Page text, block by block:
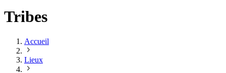
Tribes
Accueil
Lieux